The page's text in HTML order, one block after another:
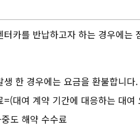
터카를 반납하고자 하는 경우에
생 한 경우에는 요금을 환불합니
=(대여 계약 기간에 대응하는 대
도 해약 수수료